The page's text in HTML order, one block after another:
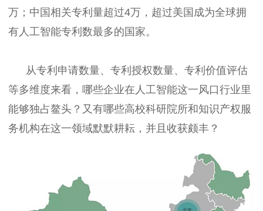
万；中国相关专利量超过4万，超过美国成为全球拥
有人工智能专利数最多的国家。
从专利申请数量、专利授权数量、专利价值评估
等多维度来看，哪些企业在人工智能这一风口行业里
能够独占鳌头？又有哪些高校科研院所和知识产权服
务机构在这一领域默默耕耘，并且收获颇丰？